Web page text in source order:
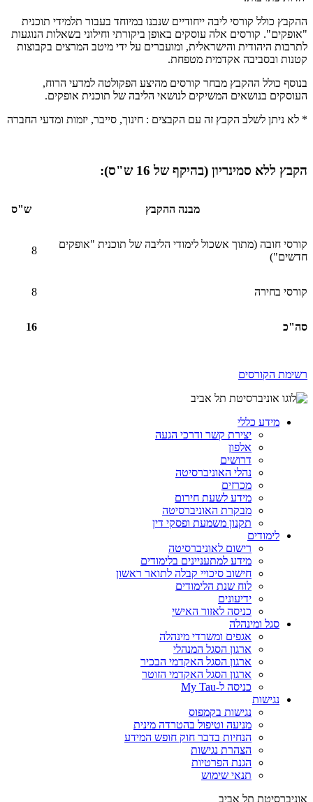
ההקבץ כולל קורסי ליבה ייחודיים שנבנו במיוחד בעבור תלמידי תוכנית
"אופקים". קורסים אלה עוסקים באופן ביקורתי וחילוני בשאלות הנוגעות
לתרבות היהודית והישראלית, ומועברים על ידי מיטב המרצים בקבוצות
קטנות ובסביבה אקדמית מטפחת.
בנוסף כולל ההקבץ מבחר קורסים מהיצע הפקולטה למדעי הרוח,
העוסקים בנושאים המשיקים לנושאי הליבה של תוכנית אופקים.
* לא ניתן לשלב הקבץ זה עם הקבצים : חינוך, סייבר, יזמות ומדעי החברה
הקבץ ללא סמינריון (בהיקף של 16 ש"ס):
מבנה ההקבץ ש"ס
קורסי חובה (מתוך אשכול לימודי הליבה של תוכנית "אופקים
חדשים")
8
קורסי בחירה 8
סה"כ 16
רשימת הקורסים
מידע כללי
יצירת קשר ודרכי הגעה
אלפון
דרושים
נהלי האוניברסיטה
מכרזים
מידע לשעת חירום
מבקרת האוניברסיטה
תקנון משמעת ופסקי דין
לימודים
רישום לאוניברסיטה
מידע למתעניינים בלימודים
חישוב סיכויי קבלה לתואר ראשון
לוח שנת הלימודים
ידיעונים
כניסה לאזור האישי
סגל ומינהלה
אגפים ומשרדי מינהלה
ארגון הסגל המנהלי
ארגון הסגל האקדמי הבכיר
ארגון הסגל האקדמי הזוטר
כניסה ל-My Tau
נגישות
נגישות בקמפוס
מניעה וטיפול בהטרדה מינית
הנחיות בדבר חוק חופש המידע
הצהרת נגישות
הגנת הפרטיות
תנאי שימוש
אוניברסיטת תל אביב